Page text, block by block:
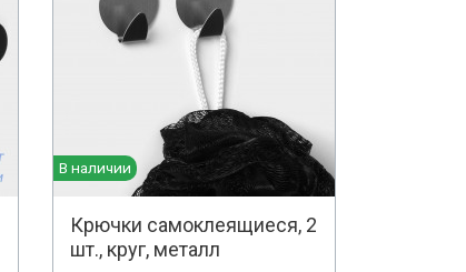
В наличии
Крючки самоклеящиеся, 2
шт., круг, металл